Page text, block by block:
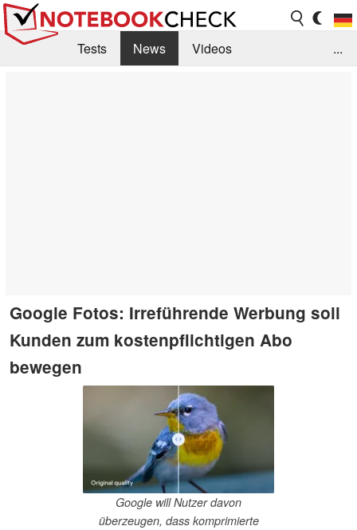
Tests News
Videos
...
Google Fotos: Irreführende Werbung soll
Kunden zum kostenpflichtigen Abo
bewegen
Google will Nutzer davon
überzeugen, dass komprimierte